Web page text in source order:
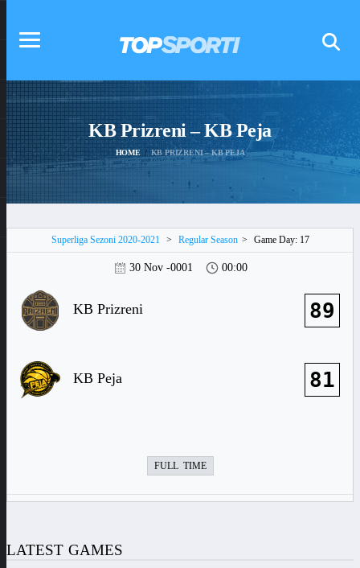
KB Prizreni – KB Peja
HOME KB PRIZRENI – KB PEJA
Superliga Sezoni 2020-2021 > Regular Season > Game Day: 17
30 Nov -0001 00:00
KB Prizreni 89
KB Peja 81
FULL TIME
LATEST GAMES